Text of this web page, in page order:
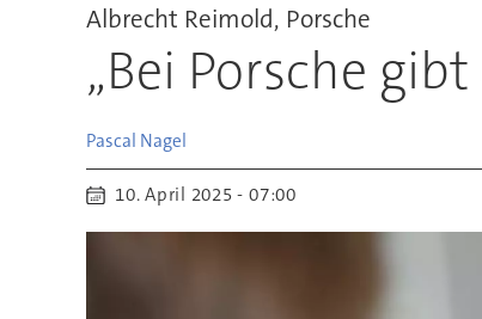
Albrecht Reimold, Porsche
„Bei Porsche
Pascal Nagel
10. April 2025 - 07:00